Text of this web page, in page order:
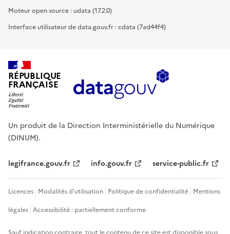
Moteur open source : udata (17.2.0)
Interface utilisateur de data.gouv.fr : cdata (7ad44f4)
RÉPUBLIQUE
FRANÇAISE
Un produit de la Direction Interministérielle du Numérique
(DINUM).
legifrance.gouv.fr info.gouv.fr service-public.fr
Licences Modalités d'utilisation Politique de confidentialité Mentions
légales Accessibilité : partiellement conforme